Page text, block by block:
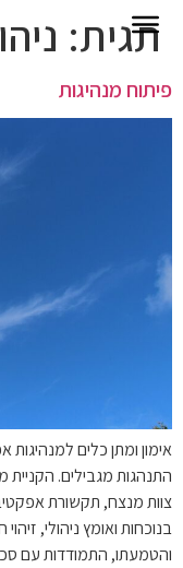
לתוכןתגית:
פיתוח מנהיגות
אימון ומתן כלים למנהיגות
התנהגות מגבילים. הקניית
צוות מנצח, תקשורת
בנוכחות ואומץ ניהולי,
והטמעתו, התמודדות עם